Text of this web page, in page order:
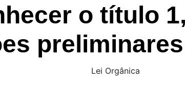
o título
Lei Orgânica